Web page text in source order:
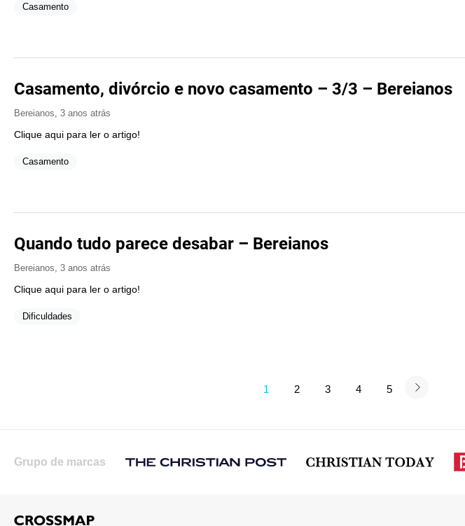
Casamento
Casamento, divórcio e novo casamento – 3/3 – Bereianos
Bereianos 3 anos atrás
Clique aqui para ler o artigo!
Casamento
Quando tudo parece desabar – Bereianos
Bereianos 3 anos atrás
Clique aqui para ler o artigo!
Dificuldades
1 2 3 4 5
Grupo de marcas